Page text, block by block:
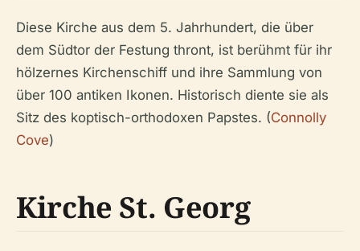
Diese Kirche aus dem 5. Jahrhundert, die über
dem Südtor der Festung thront, ist berühmt für ihr
hölzernes Kirchenschiff und ihre Sammlung von
über 100 antiken Ikonen. Historisch diente sie als
Sitz des koptisch-orthodoxen Papstes. (Connolly
Cove)
Kirche St. Georg